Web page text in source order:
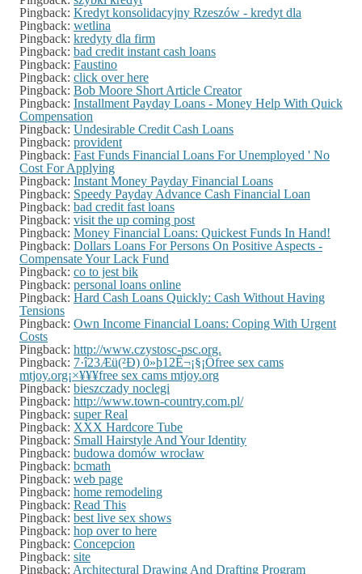
Pingback: Kredyt konsolidacyjny Rzeszów - kredyt dla
Pingback: wetlina
Pingback: kredyty dla firm
Pingback: bad credit instant cash loans
Pingback: Faustino
Pingback: click over here
Pingback: Bob Moore Short Article Creator
Pingback: Installment Payday Loans - Money Help With Quick
Compensation
Pingback: Undesirable Credit Cash Loans
Pingback: provident
Pingback: Fast Funds Financial Loans For Unemployed ' No
Cost For Applying
Pingback: Instant Money Payday Financial Loans
Pingback: Speedy Payday Advance Cash Financial Loan
Pingback: bad credit fast loans
Pingback: visit the up coming post
Pingback: Money Financial Loans: Quickest Funds In Hand!
Pingback: Dollars Loans For Persons On Positive Aspects -
Compensate Your Lack Fund
Pingback: co to jest bik
Pingback: personal loans online
Pingback: Hard Cash Loans Quickly: Cash Without Having
Tensions
Pingback: Own Income Financial Loans: Coping With Urgent
Costs
Pingback: http://www.czystosc-psc.org.
Pingback: 7·î23Æü(²Ð) 0»þ12Ê¬¡§¡Öfree sex cams
mtjoy.org¡×¥¥¥free sex cams mtjoy.org
Pingback: bieszczady noclegi
Pingback: http://www.town-country.com.pl/
Pingback: super Real
Pingback: XXX Hardcore Tube
Pingback: Small Hairstyle And Your Identity
Pingback: budowa domów wrocław
Pingback: bcmath
Pingback: web page
Pingback: home remodeling
Pingback: Read This
Pingback: best live sex shows
Pingback: hop over to here
Pingback: Concepcion
Pingback: site
Pingback: Architectural Drawing And Drafting Program